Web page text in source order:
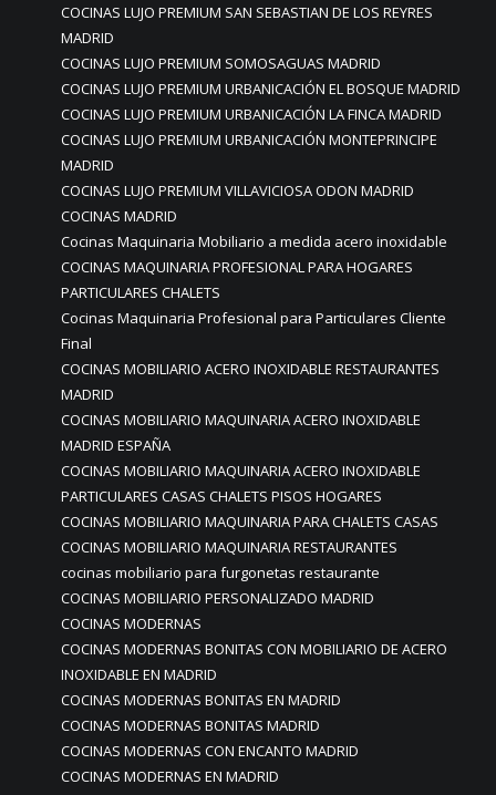
COCINAS LUJO PREMIUM SAN SEBASTIAN DE LOS REYRES
MADRID
COCINAS LUJO PREMIUM SOMOSAGUAS MADRID
COCINAS LUJO PREMIUM URBANICACIÓN EL BOSQUE MADRID
COCINAS LUJO PREMIUM URBANICACIÓN LA FINCA MADRID
COCINAS LUJO PREMIUM URBANICACIÓN MONTEPRINCIPE
MADRID
COCINAS LUJO PREMIUM VILLAVICIOSA ODON MADRID
COCINAS MADRID
Cocinas Maquinaria Mobiliario a medida acero inoxidable
COCINAS MAQUINARIA PROFESIONAL PARA HOGARES
PARTICULARES CHALETS
Cocinas Maquinaria Profesional para Particulares Cliente
Final
COCINAS MOBILIARIO ACERO INOXIDABLE RESTAURANTES
MADRID
COCINAS MOBILIARIO MAQUINARIA ACERO INOXIDABLE
MADRID ESPAÑA
COCINAS MOBILIARIO MAQUINARIA ACERO INOXIDABLE
PARTICULARES CASAS CHALETS PISOS HOGARES
COCINAS MOBILIARIO MAQUINARIA PARA CHALETS CASAS
COCINAS MOBILIARIO MAQUINARIA RESTAURANTES
cocinas mobiliario para furgonetas restaurante
COCINAS MOBILIARIO PERSONALIZADO MADRID
COCINAS MODERNAS
COCINAS MODERNAS BONITAS CON MOBILIARIO DE ACERO
INOXIDABLE EN MADRID
COCINAS MODERNAS BONITAS EN MADRID
COCINAS MODERNAS BONITAS MADRID
COCINAS MODERNAS CON ENCANTO MADRID
COCINAS MODERNAS EN MADRID